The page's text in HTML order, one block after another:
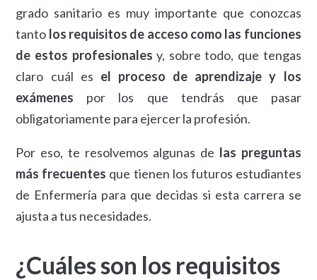
grado sanitario es muy importante que conozcas
tanto los requisitos de acceso como las funciones
de estos profesionales y, sobre todo, que tengas
claro cuál es el proceso de aprendizaje y los
exámenes por los que tendrás que pasar
obligatoriamente para ejercer la profesión.
Por eso, te resolvemos algunas de las preguntas
más frecuentes que tienen los futuros estudiantes
de Enfermería para que decidas si esta carrera se
ajusta a tus necesidades.
¿Cuáles son los requisitos